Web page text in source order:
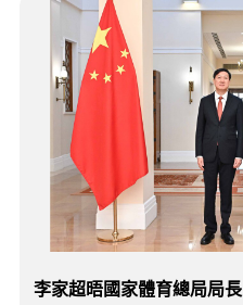
李家超晤國家體育總局局長